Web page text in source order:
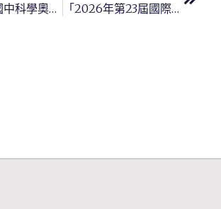
「2026年國中科學奧林匹亞競賽」初選各考區地點及試場配置圖 「2026年第23屆國際國中科學奧林匹亞競賽」錄取參加複選研習營名單